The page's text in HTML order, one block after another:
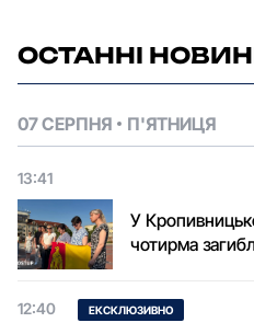
ОСТАННІ
07 СЕРПНЯ П'ЯТНИЦЯ
13:41
У
чотирма
12:40 ЕКСКЛЮЗИВНО